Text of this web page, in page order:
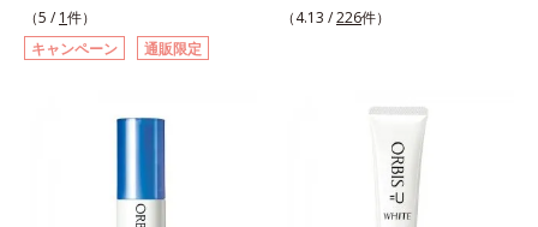
たを応援します。*1 肌にうるおい
が満ち、維持されている状態*2 年
齢に応じたお手入れのこと*3 デク
Mintel社データベース及び先行技術
え、うるおいに満ちたハリツヤ肌へ
導く保湿成分各商品の詳しい情報は
Approach*4 HSP含有酵母エキス＝
スキンケアシリーズ。若々しく透明
感のある美肌を構成する要素と、年
齢肌のメラニン生成にアプローチし
ンケアシリーズです。「オルビスユ
と年齢の関係に着目。点在するシミ
だけでなく、メラニンが蓄積しがち
（5 / 1件）
キャンペーン
通販限定
のメラニン生成にアプローチして、
上げを図ります。さらに、シミと年
齢の関係に着目。点在するシミだけ
でなく、メラニンが蓄積しがちな年
齢肌の“メラニンメタボ(*2)”にアプ
ローチして、澄みわたる美肌を目指
（4.13 /226件）